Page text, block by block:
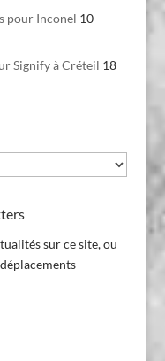
pour Inconel 10
Signify à Créteil 18
sur ce site, ou